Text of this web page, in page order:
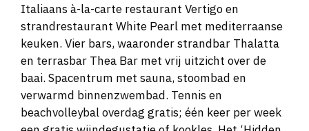
Italiaans à-la-carte restaurant Vertigo en
strandrestaurant White Pearl met mediterraanse
keuken. Vier bars, waaronder strandbar Thalatta
en terrasbar Thea Bar met vrij uitzicht over de
baai. Spacentrum met sauna, stoombad en
verwarmd binnenzwembad. Tennis en
beachvolleybal overdag gratis; één keer per week